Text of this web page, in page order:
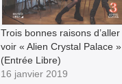
Trois bonnes raisons d’aller
voir « Alien Crystal Palace »
(Entrée Libre)
16 janvier 2019